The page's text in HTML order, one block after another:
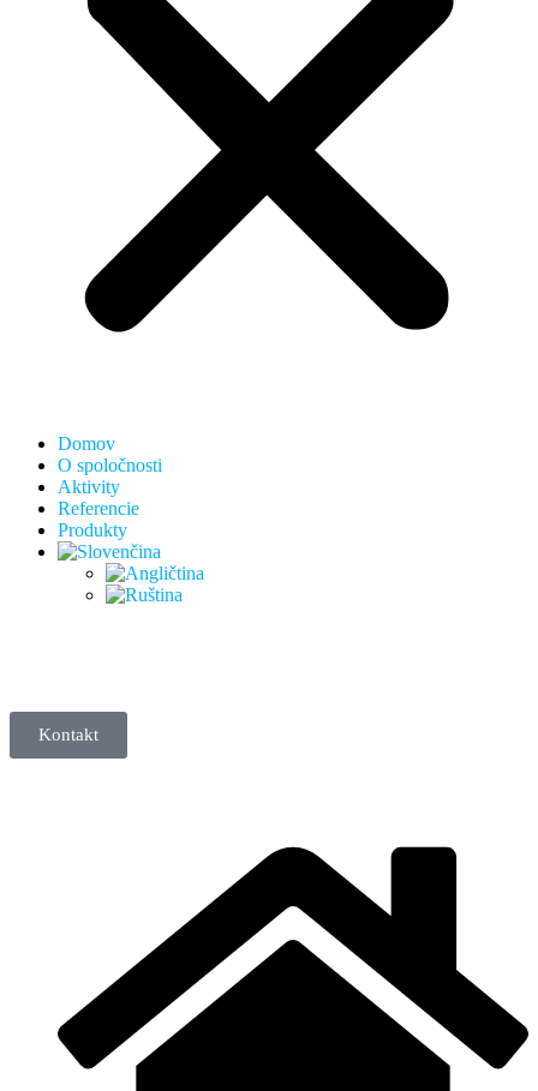
Domov
O spoločnosti
Aktivity
Referencie
Produkty
Kontakt